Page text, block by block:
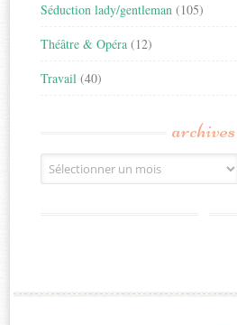
Séduction lady/gentleman (105)
Théâtre & Opéra (12)
Travail (40)
archives
Archives